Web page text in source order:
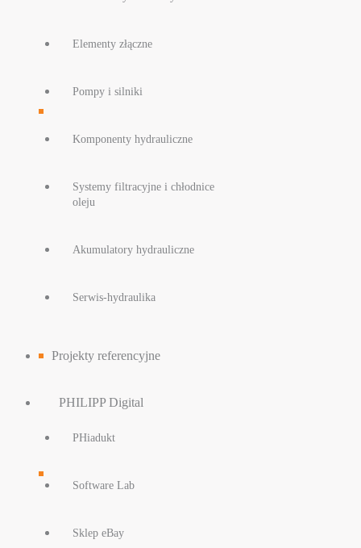
Elementy złączne
Pompy i silniki
Komponenty hydrauliczne
Systemy filtracyjne i chłodnice
oleju
Akumulatory hydrauliczne
Serwis-hydraulika
Projekty referencyjne
PHILIPP Digital
PHiadukt
Software Lab
Sklep eBay